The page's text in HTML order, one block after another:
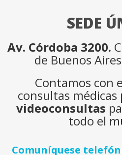
SEDE
Av. Córdoba 3200.
de Buenos
Contamos con
consultas médicas
videoconsultas
todo el
Comuníquese